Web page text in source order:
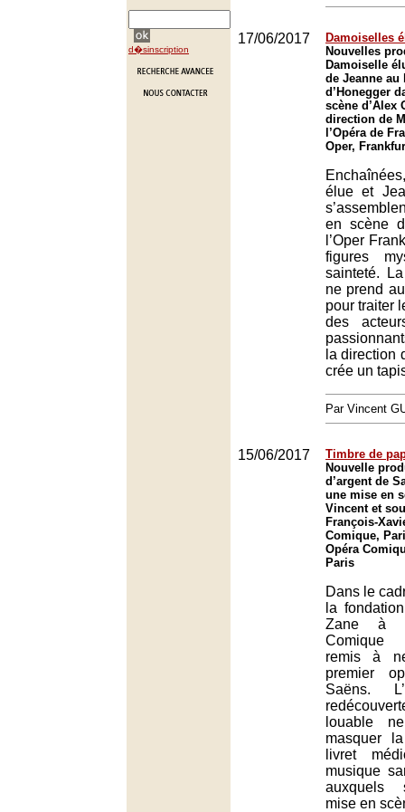
d�sinscription
17/06/2017
Damoiselles
Nouvelles
Damoiselle
de Jeanne au
d’Honegger
scène d’Alex
direction de
l’Opéra de
Oper,
élue et
en scène
l’Oper
figures
sainteté.
ne prend
pour traiter
des
la direction
crée un
Par Vincent
15/06/2017
Timbre de
Nouvelle
d’argent de
une mise en
Vincent et
François-
Comique,
Opéra
Paris
Dans le
la
Zane à
Comique
remis à
premier
Saëns.
louable
masquer
livret
musique
auxquels
mise en